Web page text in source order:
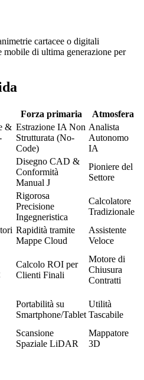
cartacee o digitali
mobile di ultima generazione per
Forza primaria Atmosfera
& Estrazione IA Non
Strutturata (No-
Code)
Analista
Autonomo
IA
Disegno CAD &
Conformità
Manual J
Pioniere del
Settore
Rigorosa
Precisione
Ingegneristica
Calcolatore
Tradizionale
Rapidità tramite
Mappe Cloud
Assistente
Veloce
Calcolo ROI per
Clienti Finali
Motore di
Chiusura
Contratti
Portabilità su
Smartphone/Tablet
Utilità
Tascabile
Scansione
Spaziale LiDAR
Mappatore
3D